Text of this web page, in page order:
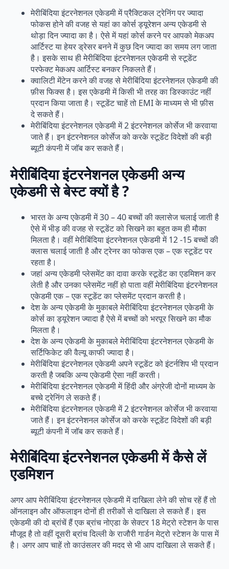
मेरीबिंदिया इंटरनेशनल एकेडमी में प्रैक्टिकल ट्रेनिंग पर ज्यादा
फोकस होने की वजह से यहां का कोर्स ड्यूरेशन अन्य एकेडमी से
थोड़ा दिन ज्यादा का है। ऐसे में यहां कोर्स करने पर आपको मेकअप
आर्टिस्ट या हेयर ड्रेसर बनने में कुछ दिन ज्यादा का समय लग जाता
है। इसके साथ ही मेरीबिंदिया इंटरनेशनल एकेडमी से स्टूडेंट
परफेक्ट मेकअप आर्टिस्ट बनकर निकलते हैं।
क्वालिटी मेंटेन करने की वजह से मेरीबिंदिया इंटरनेशनल एकेडमी की
फ़ीस फिक्स है। इस एकेडमी में किसी भी तरह का डिस्काउंट नहीं
प्रदान किया जाता है। स्टूडेंट चाहें तो EMI के माध्यम से भी फ़ीस
दे सकते हैं।
मेरीबिंदिया इंटरनेशनल एकेडमी में 2 इंटरनेशनल कोर्सेज भी करवाया
जाते हैं। इन इंटरनेशनल कोर्सेज को करके स्टूडेंट विदेशों की बड़ी
ब्यूटी कंपनी में जॉब कर सकते हैं।
मेरीबिंदिया इंटरनेशनल एकेडमी अन्य
एकेडमी से बेस्ट क्यों है ?
भारत के अन्य एकेडमी में 30 – 40 बच्चों की क्लासेज चलाई जाती है
ऐसे में भीड़ की वजह से स्टूडेंट को सिखने का बहुत कम ही मौका
मिलता है। वहीं मेरीबिंदिया इंटरनेशनल एकेडमी में 12 -15 बच्चों की
क्लास चलाई जाती है और ट्रेनर का फोकस एक – एक स्टूडेंट पर
रहता है।
जहां अन्य एकेडमी प्लेसमेंट का दावा करके स्टूडेंट का एडमिशन कर
लेती है और उनका प्लेसमेंट नहीं हो पाता वहीं मेरीबिंदिया इंटरनेशनल
एकेडमी एक – एक स्टूडेंट का प्लेसमेंट प्रदान करती है।
देश के अन्य एकेडमी के मुकाबले मेरीबिंदिया इंटरनेशनल एकेडमी के
कोर्स का ड्यूरेशन ज्यादा है ऐसे में बच्चों को भरपूर सिखने का मौक
मिलता है।
देश के अन्य एकेडमी के मुकाबले मेरीबिंदिया इंटरनेशनल एकेडमी के
सर्टिफिकेट की वैल्यू काफी ज्यादा है।
मेरीबिंदिया इंटरनेशनल एकेडमी अपने स्टूडेंट को इंटर्नशिप भी प्रदान
करती है जबकि अन्य एकेडमी ऐसा नहीं करती।
मेरीबिंदिया इंटरनेशनल एकेडमी में हिंदी और अंग्रेजी दोनों माध्यम के
बच्चे ट्रेनिंग ले सकते हैं।
मेरीबिंदिया इंटरनेशनल एकेडमी में 2 इंटरनेशनल कोर्सेज भी करवाया
जाते हैं। इन इंटरनेशनल कोर्सेज को करके स्टूडेंट विदेशों की बड़ी
ब्यूटी कंपनी में जॉब कर सकते हैं।
मेरीबिंदिया इंटरनेशनल एकेडमी में कैसे लें
एडमिशन
अगर आप मेरीबिंदिया इंटरनेशनल एकेडमी में दाखिला लेने की सोच रहें हैं तो
ऑनलाइन और ऑफलाइन दोनों ही तरीकों से दाखिला ले सकते हैं। इस
एकेडमी की दो ब्रांचें हैं एक ब्रांच नोएडा के सेक्टर 18 मेट्रो स्टेशन के पास
मौजूद है तो वहीं दूसरी ब्रांच दिल्ली के राजौरी गार्डन मेट्रो स्टेशन के पास में
है। अगर आप चाहें तो काउंसलर की मदद से भी आप दाखिला ले सकते हैं।